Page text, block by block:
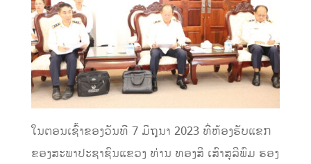
ໃນຕອນເຊົ້າຂອງວັນທີ 7 ມິຖຸນາ 2023 ທີ່ຫ້ອງຮັບແຂກ
ຂອງສະພາປະຊາຊົນແຂວງ ທ່ານ ທອງສີ ເສົາສຸລີພົມ ຮອງ